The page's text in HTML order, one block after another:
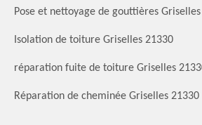
Pose et nettoyage de gouttières
Isolation de toiture Griselles 21330
réparation fuite de toiture Griselles
Réparation de cheminée Griselles 21330